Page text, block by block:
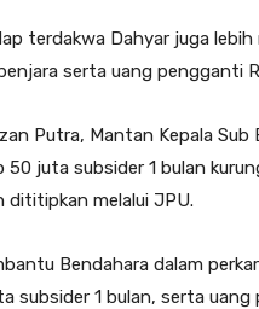
terdakwa Dahyar juga
serta uang pengganti
Putra, Mantan Kepala Sub
juta subsider 1 bulan
melalui JPU.
Bendahara dalam
subsider 1 bulan, serta